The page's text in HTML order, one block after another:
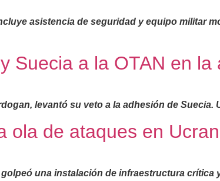
asistencia de seguridad y equipo militar
Suecia a la OTAN en
levantó su veto a la adhesión de Suecia.
ola de ataques en
una instalación de infraestructura